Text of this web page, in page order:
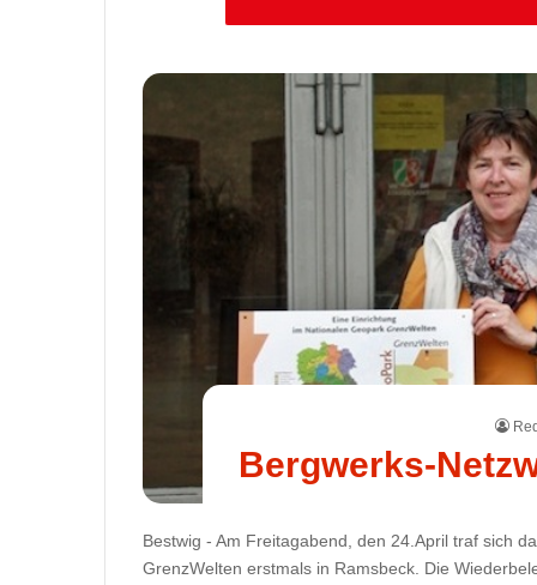
Bergwerks-
Bestwig - Am Freitagabend, den 24.April traf sich
GrenzWelten erstmals in Ramsbeck. Die